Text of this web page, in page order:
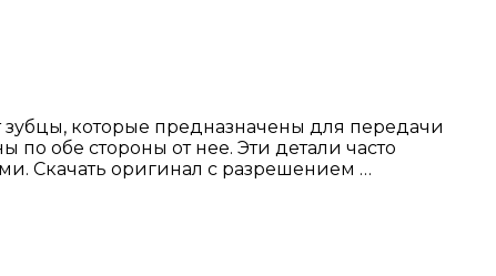
которые предназначены для передачи
обе стороны от нее. Эти детали часто
Скачать оригинал с разрешением …